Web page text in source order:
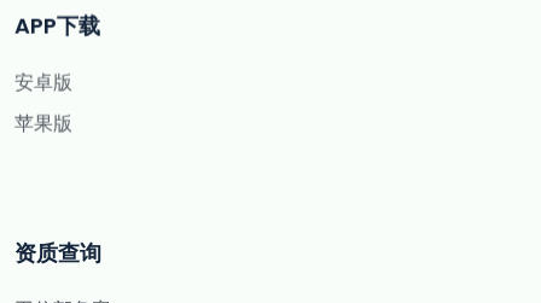
APP下载
安卓版
苹果版
资质查询